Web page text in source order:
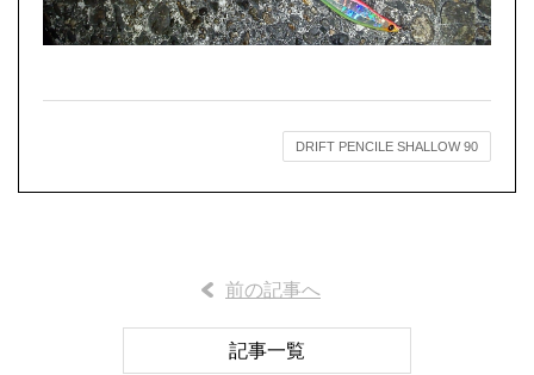
DRIFT PENCILE SHALLOW 90
前の記事へ
記事一覧